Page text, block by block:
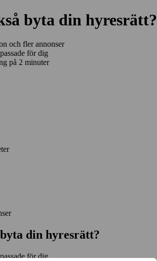
byta din hyresrätt?
och fler annonser
för dig
på 2 minuter
din hyresrätt?
för dig